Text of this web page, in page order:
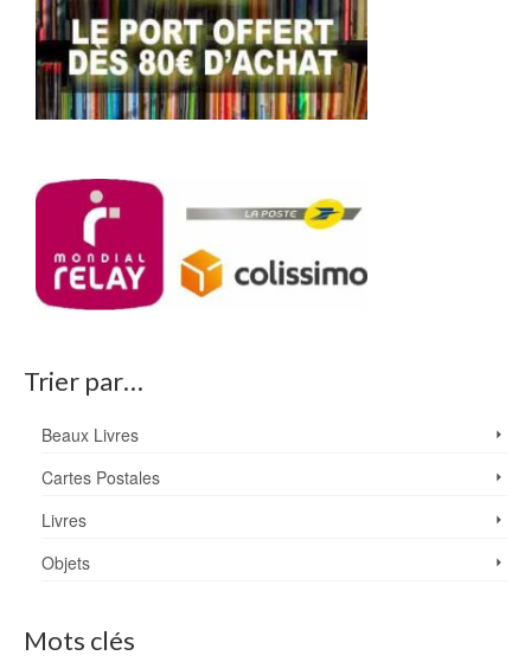
Trier par…
Beaux Livres
Cartes Postales
Livres
Objets
Mots clés